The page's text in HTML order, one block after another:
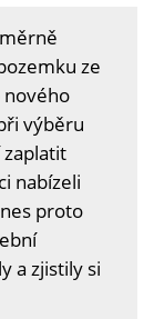
ze
nového
výběru
nabízeli
proto
a zjistily si